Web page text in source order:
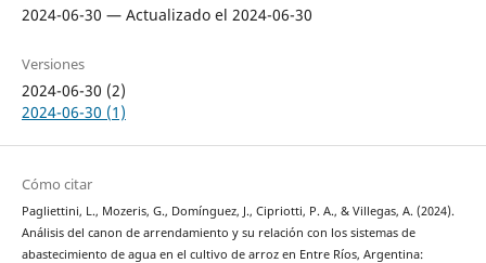
2024-06-30 — Actualizado el 2024-06-30
Versiones
2024-06-30 (2)
2024-06-30 (1)
Cómo citar
Pagliettini, L., Mozeris, G., Domínguez, J., Cipriotti, P. A., & Villegas, A. (2024).
Análisis del canon de arrendamiento y su relación con los sistemas de
abastecimiento de agua en el cultivo de arroz en Entre Ríos, Argentina: